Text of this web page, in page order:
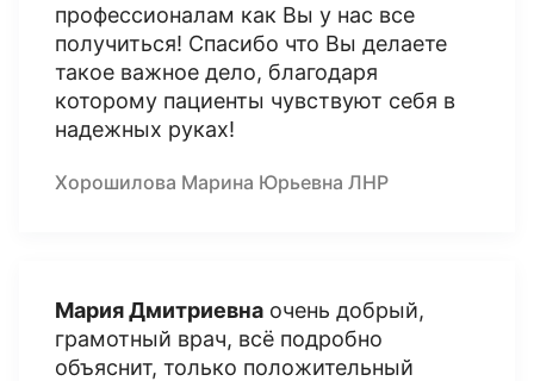
профессионалам как Вы у нас все
получиться! Спасибо что Вы делаете
такое важное дело, благодаря
которому пациенты чувствуют себя в
надежных руках!
Хорошилова Марина Юрьевна ЛНР
Мария Дмитриевна очень добрый,
грамотный врач, всё подробно
объяснит, только положительный